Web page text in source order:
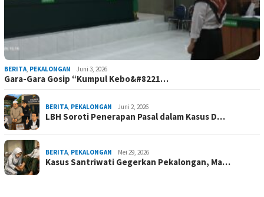
BERITA, PEKALONGAN Juni 3, 2026
Gara-Gara Gosip “Kumpul Kebo&#8221…
BERITA, PEKALONGAN Juni 2, 2026
LBH Soroti Penerapan Pasal dalam Kasus D…
BERITA, PEKALONGAN Mei 29, 2026
Kasus Santriwati Gegerkan Pekalongan, Ma…